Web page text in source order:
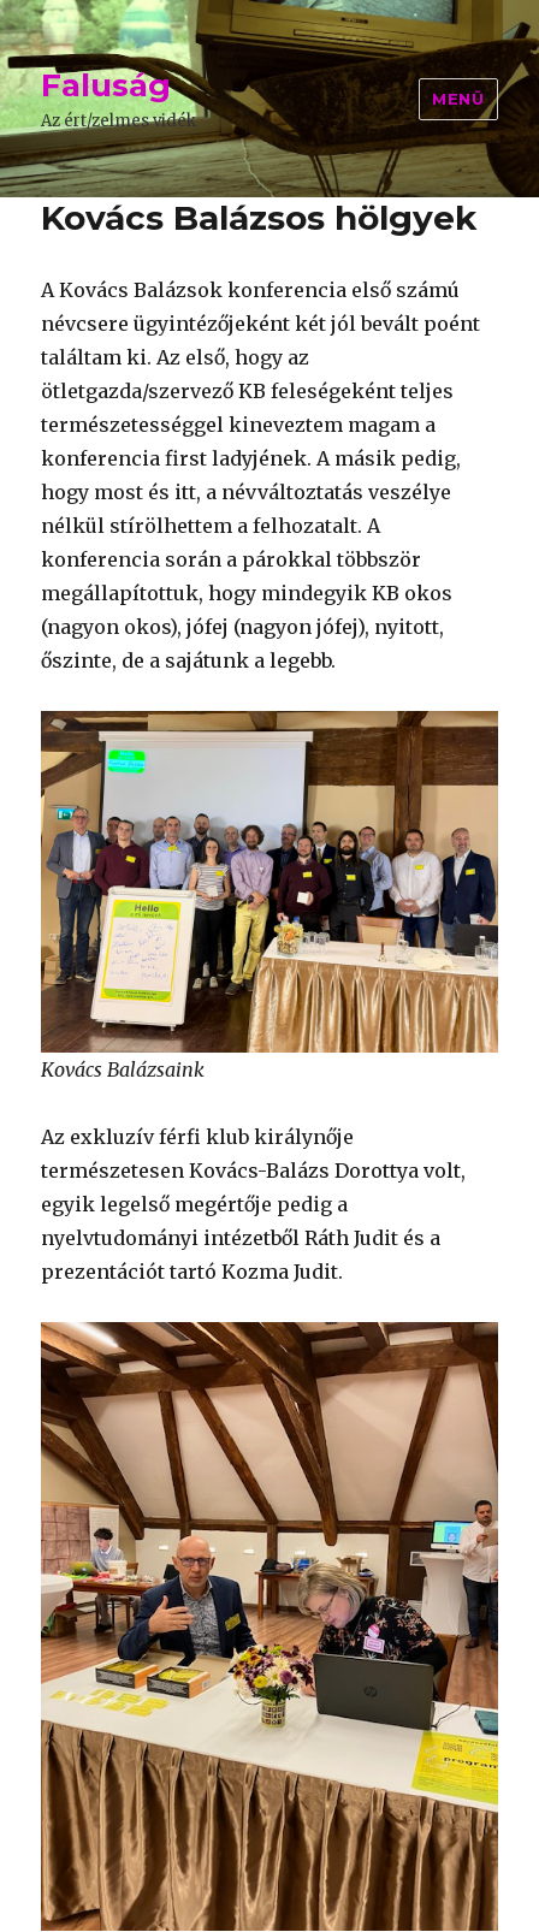
Faluság
Az ért/zelmes vidék
MENÜ
Kovács Balázsos hölgyek
A Kovács Balázsok konferencia első számú
névcsere ügyintézőjeként két jól bevált poént
találtam ki. Az első, hogy az
ötletgazda/szervező KB feleségeként teljes
természetességgel kineveztem magam a
konferencia first ladyjének. A másik pedig,
hogy most és itt, a névváltoztatás veszélye
nélkül stírölhettem a felhozatalt. A
konferencia során a párokkal többször
megállapítottuk, hogy mindegyik KB okos
(nagyon okos), jófej (nagyon jófej), nyitott,
őszinte, de a sajátunk a legebb.
Kovács Balázsaink
Az exkluzív férfi klub királynője
természetesen Kovács-Balázs Dorottya volt,
egyik legelső megértője pedig a
nyelvtudományi intézetből Ráth Judit és a
prezentációt tartó Kozma Judit.